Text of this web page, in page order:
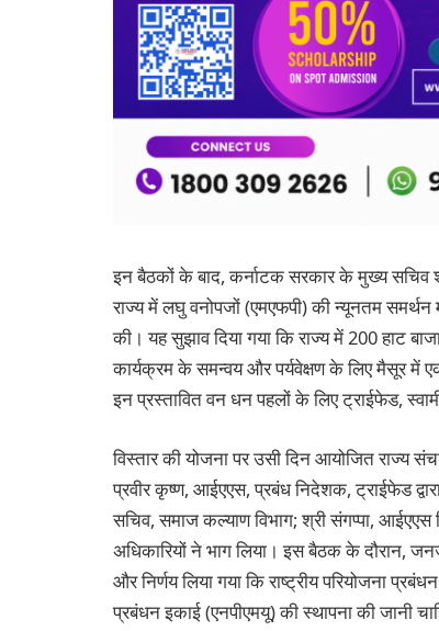
इन बैठकों के बाद, कर्नाटक सरकार के मुख्य सचिव
राज्य में लघु वनोपजों (एमएफपी) की न्यूनतम
की। यह सुझाव दिया गया कि राज्य में 200 हाट
कार्यक्रम के समन्वय और पर्यवेक्षण के लिए मैसूर में
इन प्रस्तावित वन धन पहलों के लिए ट्राईफेड,
विस्तार की योजना पर उसी दिन आयोजित राज्य
प्रवीर कृष्ण, आईएएस, प्रबंध निदेशक, ट्राईफेड
सचिव, समाज कल्याण विभाग; श्री संगप्पा,
अधिकारियों ने भाग लिया। इस बैठक के दौरान,
और निर्णय लिया गया कि राष्ट्रीय परियोजना
प्रबंधन इकाई (एनपीएमयू) की स्थापना की जानी